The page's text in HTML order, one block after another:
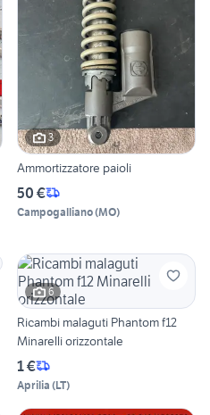
3
Ammortizzatore paioli
50 €
Campogalliano(MO)
6
Ricambi malaguti Phantom f12
Minarelli orizzontale
1 €
Aprilia (LT)